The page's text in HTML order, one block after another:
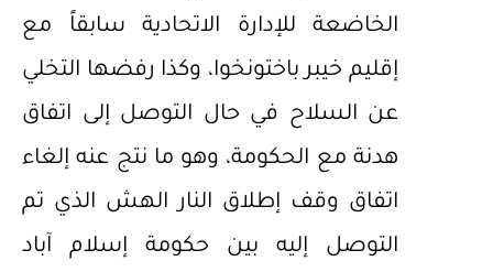
الخاضعة للإدارة الاتحادية سابقاً مع
إقليم خيبر باختونخوا، وكذا رفضها التخلي
عن السلاح في حال التوصل إلى اتفاق
هدنة مع الحكومة، وهو ما نتج عنه إلغاء
اتفاق وقف إطلاق النار الهش الذي تم
التوصل إليه بين حكومة إسلام آباد